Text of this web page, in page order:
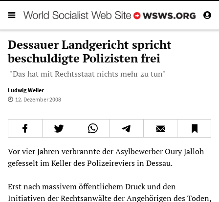
Dessauer Landgericht spricht
beschuldigte Polizisten frei
"Das hat mit Rechtsstaat nichts mehr zu tun"
Ludwig Weller
12. Dezember 2008
Vor vier Jahren verbrannte der Asylbewerber Oury Jalloh
gefesselt im Keller des Polizeireviers in Dessau.
Erst nach massivem öffentlichem Druck und den
Initiativen der Rechtsanwälte der Angehörigen des Toden,